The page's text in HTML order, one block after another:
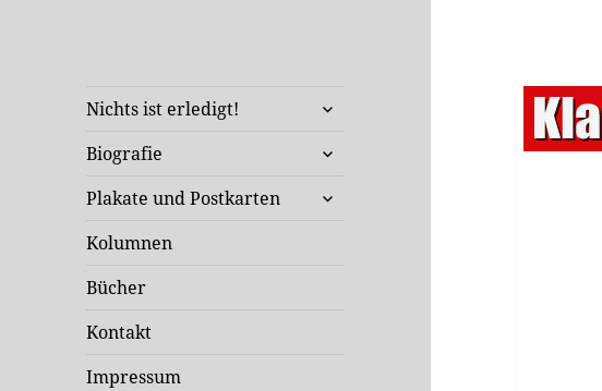
Klaus Staeck
Unterwegs in Sachen Kunst
Nichts ist erledigt!
untermenü
Biografie
untermenü
Plakate und Postkarten
untermenü
Kolumnen
Bücher
Kontakt
Impressum